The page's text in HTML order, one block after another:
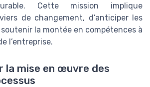
Cette mission implique
de changement, d’anticiper les
la montée en compétences à
l’entreprise.
la mise en œuvre des